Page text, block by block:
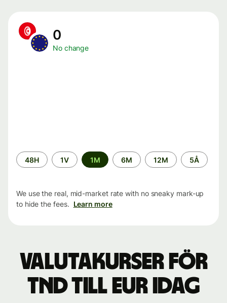
0
No change
Time
period
48H 1V 1M 6M 12M 5Å
We use the real, mid-market rate with no sneaky mark-up
to hide the fees. Learn more
Valutakurser för
TND till EUR idag